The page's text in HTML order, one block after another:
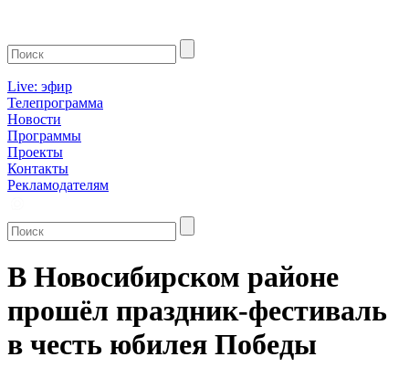
Live: эфир
Телепрограмма
Новости
Программы
Проекты
Контакты
Рекламодателям
В Новосибирском районе
прошёл праздник-фестиваль
в честь юбилея Победы